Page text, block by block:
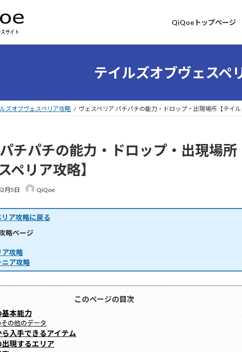
QiQoeトップページ
テイルズオブヴェスペ
ズオブヴェスペリア攻略 ヴェスペリア パチパチの能力・ドロップ・出現場所【テイル
チパチの能力・ドロップ・出現場所
ペリア攻略】
月5日 QiQoe
ア攻略に戻る
略ページ
ア攻略
ニア攻略
このページの目次
本能力
の他のデータ
入手できるアイテム
現するエリア